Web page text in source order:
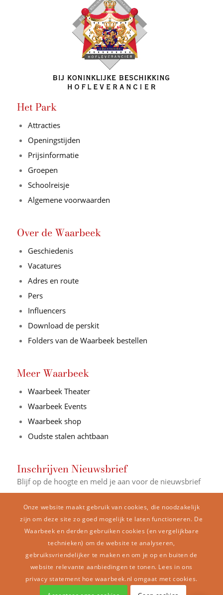
Het Park
Attracties
Openingstijden
Prijsinformatie
Groepen
Schoolreisje
Algemene voorwaarden
Over de Waarbeek
Geschiedenis
Vacatures
Adres en route
Pers
Influencers
Download de perskit
Folders van de Waarbeek bestellen
Meer Waarbeek
Waarbeek Theater
Waarbeek Events
Waarbeek shop
Oudste stalen achtbaan
Inschrijven Nieuwsbrief
Blijf op de hoogte en meld je aan voor de nieuwsbrief
Naam
Onze website maakt gebruik van cookies, die noodzakelijk
zijn om deze site zo goed mogelijk te laten functioneren. De
Waarbeek en derden gebruiken cookies (en vergelijkbare
technieken) om de website te analyseren,
gebruiksvriendelijker te maken en om je op en buiten de
website relevante aanbiedingen te tonen. Lees in ons
privacy statement hoe waarbeek.nl omgaat met cookies.